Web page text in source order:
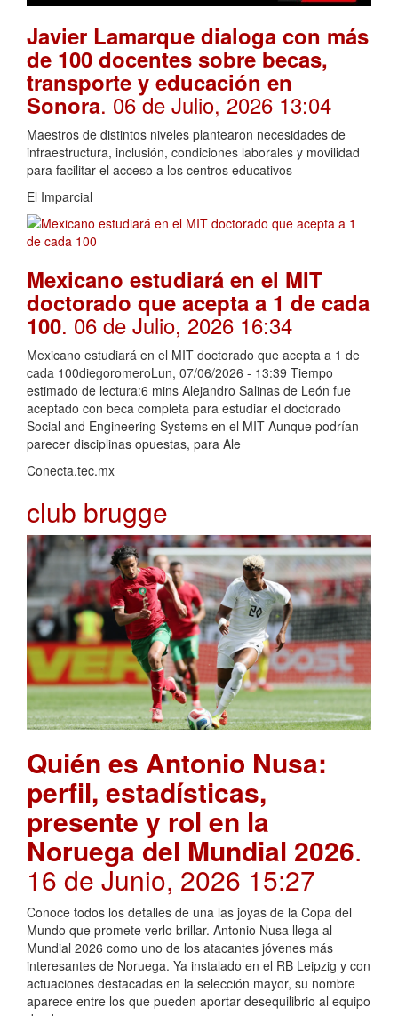
Javier Lamarque dialoga con más
de 100 docentes sobre becas,
transporte y educación en
Sonora. 06 de Julio, 2026 13:04
Maestros de distintos niveles plantearon necesidades de
infraestructura, inclusión, condiciones laborales y movilidad
para facilitar el acceso a los centros educativos
El Imparcial
Mexicano estudiará en el MIT
doctorado que acepta a 1 de cada
100. 06 de Julio, 2026 16:34
Mexicano estudiará en el MIT doctorado que acepta a 1 de
cada 100diegoromeroLun, 07/06/2026 - 13:39 Tiempo
estimado de lectura:6 mins Alejandro Salinas de León fue
aceptado con beca completa para estudiar el doctorado
Social and Engineering Systems en el MIT Aunque podrían
parecer disciplinas opuestas, para Ale
Conecta.tec.mx
club brugge
Quién es Antonio Nusa:
perfil, estadísticas,
presente y rol en la
Noruega del Mundial 2026.
16 de Junio, 2026 15:27
Conoce todos los detalles de una las joyas de la Copa del
Mundo que promete verlo brillar. Antonio Nusa llega al
Mundial 2026 como uno de los atacantes jóvenes más
interesantes de Noruega. Ya instalado en el RB Leipzig y con
actuaciones destacadas en la selección mayor, su nombre
aparece entre los que pueden aportar desequilibrio al equipo